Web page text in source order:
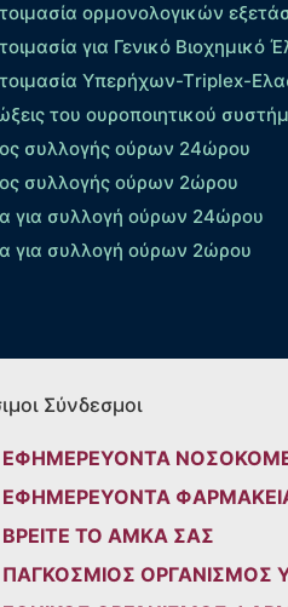
ορμονολογικών
για Γενικό Βιοχημικό
Υπερήχων-Τriplex-
του ουροποιητικού
συλλογής ούρων 24ώρου
συλλογής ούρων 2ώρου
για συλλογή ούρων 24ώρου
για συλλογή ούρων 2ώρου
Σύνδεσμοι
ΕΦΗΜΕΡΕΥΟΝΤΑ
ΕΦΗΜΕΡΕΥΟΝΤΑ
ΒΡΕΙΤΕ ΤΟ ΑΜΚΑ ΣΑΣ
ΠΑΓΚΟΣΜΙΟΣ ΟΡΓΑΝΙΣΜΟΣ